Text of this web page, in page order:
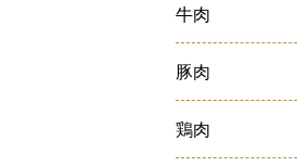
牛肉
豚肉
鶏肉